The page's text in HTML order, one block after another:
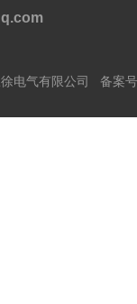
电气有限公司 备案号